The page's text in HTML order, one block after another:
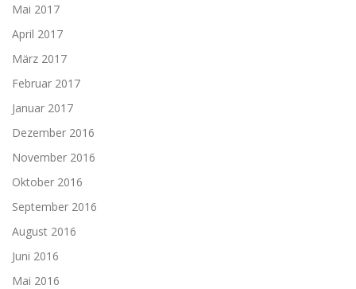
Mai 2017
April 2017
März 2017
Februar 2017
Januar 2017
Dezember 2016
November 2016
Oktober 2016
September 2016
August 2016
Juni 2016
Mai 2016